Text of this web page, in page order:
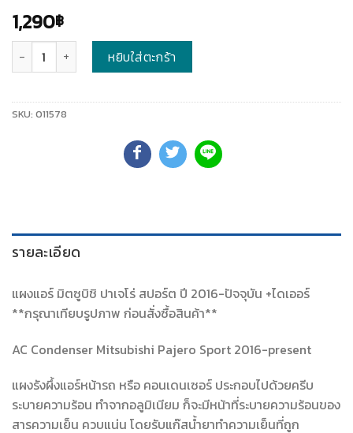
1,290฿
หยิบใส่ตะกร้า
SKU: 011578
รายละเอียด
แผงแอร์ มิตซูบิชิ ปาเจโร่ สปอร์ต ปี 2016-ปัจจุบัน +ไดเออร์
**กรุณาเทียบรูปภาพ ก่อนสั่งซื้อสินค้า**
AC Condenser Mitsubishi Pajero Sport 2016-present
แผงรังผึ้งแอร์หน้ารถ หรือ คอนเดนเซอร์ ประกอบไปด้วยครีบ
ระบายความร้อน ทำจากอลูมิเนียม ก็จะมีหน้าที่ระบายความร้อนของ
สารความเย็น ควบแน่น โดยรับแก๊สน้ำยาทำความเย็นที่ถูก